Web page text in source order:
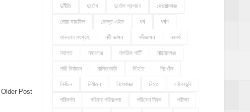
Older Post
দুর্নীতি দুর্যোগ দুর্যোগ প্রশমন দেওয়ানগঞ্জ
দোয়া মাহফিল দোস্ত এইড ধর্ম ধর্ষণ
ধান-চাল সংগ্রহ নদী ভাঙ্গন নদীভাঙ্গন নববর্ষ
নবাগত নবাবগঞ্জ নাগরিক পার্টি নারায়নগঞ্জ
নারী নির্যাতন নালিতাবাড়ী নি'হ'ত নিখোঁজ
নির্বাচন নির্যাতন নিষেধাজ্ঞা নিহত নৌকাডুবি
পরিদর্শন পরিবার পরিকল্পনা পরিবেশ দিবস পরীক্ষা